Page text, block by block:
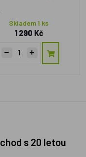
Skladem 1 ks
1 290 Kč
s 20 letou